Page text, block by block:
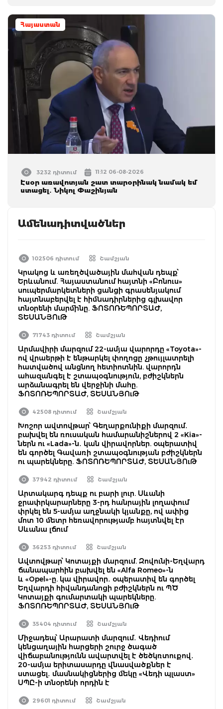
Հայաստան
3232 դիտում 11:12 06-08-2026
Էսօր առավոտյան շատ տարօրինակ նամակ եմ
ստացել. Նիկոլ Փաշինյան
Ամենադիտվածներ
102506 դիտում Շամշյան
Կրակոց և առեղծվածային մահվան դեպք՝
Երևանում. Հայաստանում հայտնի «Բոնուս»
սուպերմարկետների ցանցի գրասենյակում
հայտնաբերվել է հիմնադիրներից գլխավոր
տնօրենի մարմինը. ՖՈՏՈՌԵՊՈՐՏԱԺ,
ՏԵՍԱՆՅՈւԹ
71743 դիտում Շամշյան
Արմավիրի մարզում 22-ամյա վարորդը «Toyota»-
ով վրաերթի է ենթարկել փողոցը չթույլատրելի
հատվածով անցնող հետիոտնին. վարորդն
ահազանգել է շտապօգնություն, բժիշկներն
արձանագրել են վերջինի մահը.
ՖՈՏՈՌԵՊՈՐՏԱԺ, ՏԵՍԱՆՅՈւԹ
42508 դիտում Շամշյան
Խոշոր ավտովթար՝ Գեղարքունիքի մարզում․
բախվել են ռուսական համարանիշներով 2 «Kia»-
ներն ու «Lada»-ն․ կան վիրավորներ. օպերատիվ
են գործել Գավառի շտապօգնության բժիշկներն
ու պարեկները. ՖՈՏՈՌԵՊՈՐՏԱԺ, ՏԵՍԱՆՅՈւԹ
37942 դիտում Շամշյան
Արտակարգ դեպք ու բարի լուր. Սևանի
ջրափրկարարները 3-րդ հանրային լողափում
փրկել են 5-ամյա աղջնակի կյանքը, ով ափից
մոտ 10 մետր հեռավորությամբ հայտնվել էր
Սևանա լճում
36253 դիտում Շամշյան
Ավտովթար՝ Կոտայքի մարզում. Զովունի-Եղվարդ
ճանապարհին բախվել են «Alfa Romeo»-ն
և «Opel»-ը. կա վիրավոր․ օպերատիվ են գործել
Եղվարդի հիվանդանոցի բժիշկներն ու ՊԾ
Կոտայքի գումարտակի պարեկները.
ՖՈՏՈՌԵՊՈՐՏԱԺ, ՏԵՍԱՆՅՈւԹ
35404 դիտում Շամշյան
Միջադեպ՝ Արարատի մարզում․ Վեդիում
կենցաղային հարցերի շուրջ ծագած
վիճաբանությունն ավարտվել է ծեծկռտուքով․
20-ամյա երիտասարդը վնասվածքներ է
ստացել․ մասնակիցներից մեկը «Վեդի պլաստ»
ՍՊԸ-ի տնօրենի որդին է
29601 դիտում Շամշյան